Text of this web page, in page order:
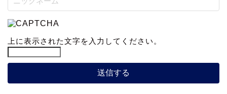
上に表示された文字を入力してください。